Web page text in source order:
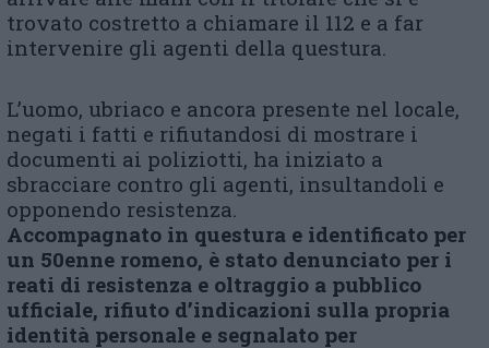
trovato costretto a chiamare il 112 e a far
intervenire gli agenti della questura.
L’uomo, ubriaco e ancora presente nel locale,
negati i fatti e rifiutandosi di mostrare i
documenti ai poliziotti, ha iniziato a
sbracciare contro gli agenti, insultandoli e
opponendo resistenza.
Accompagnato in questura e identificato per
un 50enne romeno, è stato denunciato per i
reati di resistenza e oltraggio a pubblico
ufficiale, rifiuto d’indicazioni sulla propria
identità personale e segnalato per